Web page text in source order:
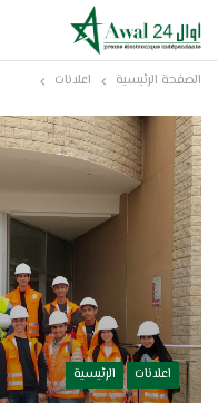
الصفحة الرئيسية اعلانات
اعلانات الرئيسية